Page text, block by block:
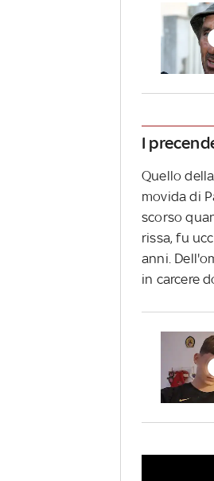
I
Quello
movida di
scorso
rissa, fu
anni.
in carcere